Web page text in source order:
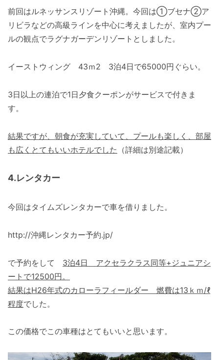
前回はルネッサンスリゾート沖縄。今回は①ブセナ②ア
リビラなどの高級ラインを中心に考えましたが、室内プー
ルの観点でラグナガーデンリゾートとしました。
イーストウィング 43ｍ2 3泊4日で65000円ぐらい。
3日以上の連泊で1日夕食クーポンがサービスで付きま
す。
結果ですが、朝食が充実していて、プールも楽しく、部屋
も広くとてもいいホテルでした （詳細は別途記載）
4.レンタカー
今回はタイムズレンタカーで車を借りました。
http://沖縄レンタカー予約.jp/
で予約をして 3泊4日 アクセラクラス同等+ジュニアシ
ートで12500円。
結果はH26年式のカローラフィールダー 燃費は13ｋｍ/ℓ
程度でした。
この価格でこの車種はとてもいいと思います。